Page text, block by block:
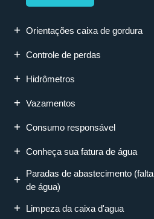
Orientações caixa de gordura
Controle de perdas
Hidrômetros
Vazamentos
Consumo responsável
Conheça sua fatura de água
Paradas de abastecimento (falta
de água)
Limpeza da caixa d'agua